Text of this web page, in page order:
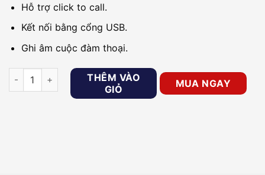
Hỗ trợ click to call.
Kết nối bằng cổng USB.
Ghi âm cuộc đàm thoại.
Thiết bị ghi âm call center 2 kênh TANSONIC T5U2C số lượng
THÊM VÀO
GIỎ
MUA NGAY